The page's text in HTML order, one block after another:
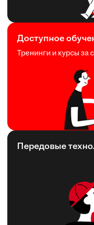
Доступное
Тренинги и курсы за
Передовые